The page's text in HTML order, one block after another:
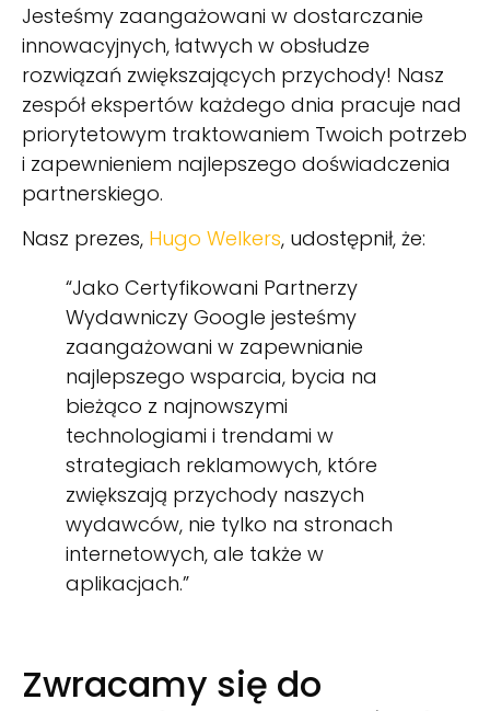
Jesteśmy zaangażowani w dostarczanie
innowacyjnych, łatwych w obsłudze
rozwiązań zwiększających przychody! Nasz
zespół ekspertów każdego dnia pracuje nad
priorytetowym traktowaniem Twoich potrzeb
i zapewnieniem najlepszego doświadczenia
partnerskiego.
Nasz prezes, Hugo Welkers, udostępnił, że:
“Jako Certyfikowani Partnerzy
Wydawniczy Google jesteśmy
zaangażowani w zapewnianie
najlepszego wsparcia, bycia na
bieżąco z najnowszymi
technologiami i trendami w
strategiach reklamowych, które
zwiększają przychody naszych
wydawców, nie tylko na stronach
internetowych, ale także w
aplikacjach.”
Zwracamy się do